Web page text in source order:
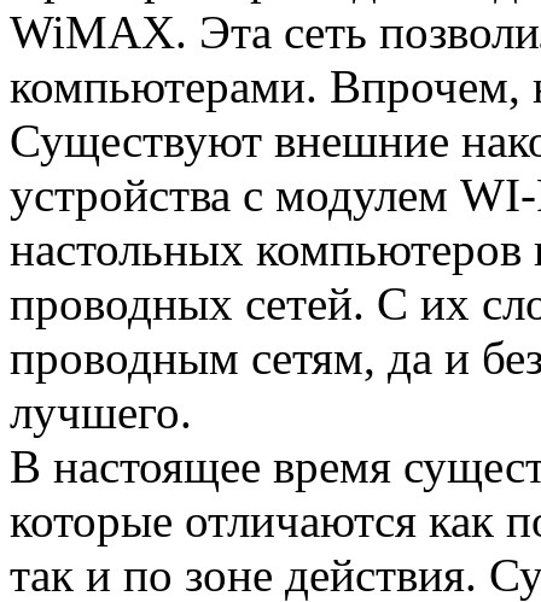
WiMAX. Эта сеть
компьютерами. Впрочем,
Существуют внешние
устройства с модулем
настольных компьютеров
проводных сетей. С их
проводным сетям, да и
лучшего.
В настоящее время
которые отличаются как
так и по зоне действия.